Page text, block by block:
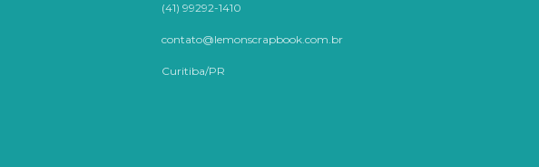
(41) 99292-1410
contato@lemonscrapbook.com.br
Curitiba/PR